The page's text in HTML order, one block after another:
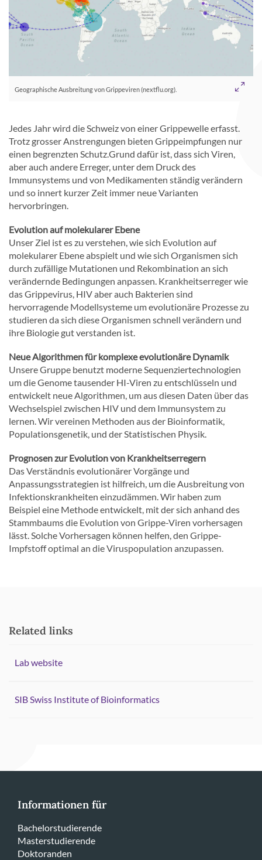
Geographische Ausbreitung von Grippeviren (nextflu.org).
Jedes Jahr wird die Schweiz von einer Grippewelle erfasst.
Trotz grosser Anstrengungen bieten Grippeimpfungen nur
einen begrenzten Schutz.Grund dafür ist, dass sich Viren,
aber auch andere Erreger, unter dem Druck des
Immunsystems und von Medikamenten ständig verändern
und so innert kurzer Zeit immer neue Varianten
hervorbringen.
Evolution auf molekularer Ebene
Unser Ziel ist es zu verstehen, wie sich Evolution auf
molekularer Ebene abspielt und wie sich Organismen sich
durch zufällige Mutationen und Rekombination an sich
verändernde Bedingungen anpassen. Krankheitserreger wie
das Grippevirus, HIV aber auch Bakterien sind
hervorragende Modellsysteme um evolutionäre Prozesse zu
studieren da sich diese Organismen schnell verändern und
ihre Biologie gut verstanden ist.
Neue Algorithmen für komplexe evolutionäre Dynamik
Unsere Gruppe benutzt moderne Sequenziertechnologien
um die Genome tausender HI-Viren zu entschlüsseln und
entwickelt neue Algorithmen, um aus diesen Daten über das
Wechselspiel zwischen HIV und dem Immunsystem zu
lernen. Wir vereinen Methoden aus der Bioinformatik,
Populationsgenetik, und der Statistischen Physik.
Prognosen zur Evolution von Krankheitserregern
Das Verständnis evolutionärer Vorgänge und
Anpassungsstrategien ist hilfreich, um die Ausbreitung von
Infektionskrankheiten einzudämmen. Wir haben zum
Beispiel eine Methode entwickelt, mit der sich anhand des
Stammbaums die Evolution von Grippe-Viren vorhersagen
lässt. Solche Vorhersagen können helfen, den Grippe-
Impfstoff optimal an die Viruspopulation anzupassen.
Related links
Lab website
SIB Swiss Institute of Bioinformatics
Informationen für
Bachelorstudierende
Masterstudierende
Doktoranden